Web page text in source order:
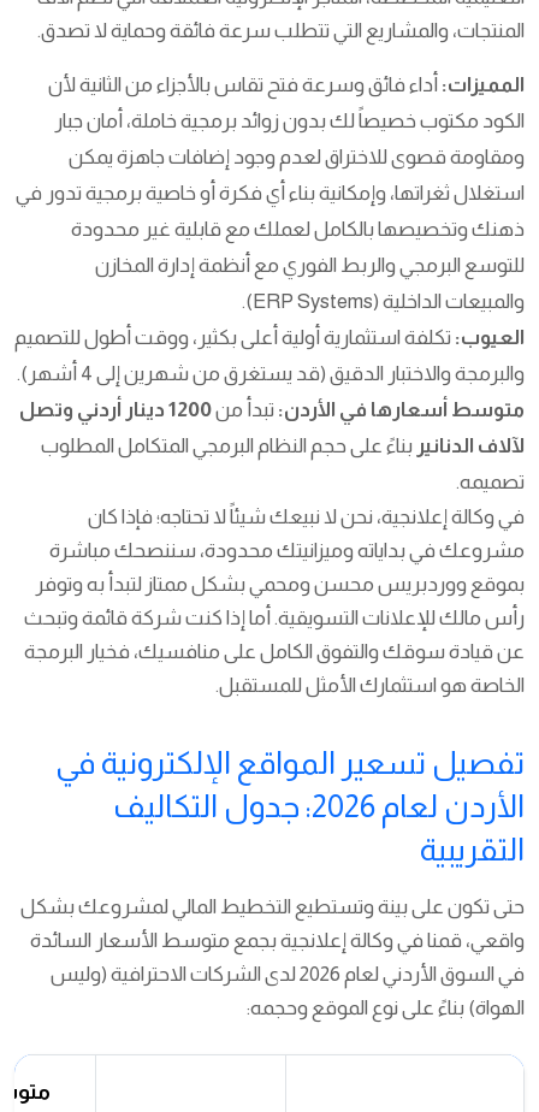
المنتجات، والمشاريع التي تتطلب سرعة فائقة وحماية لا تصدق.
المميزات: أداء فائق وسرعة فتح تقاس بالأجزاء من الثانية لأن
الكود مكتوب خصيصاً لك بدون زوائد برمجية خاملة، أمان جبار
ومقاومة قصوى للاختراق لعدم وجود إضافات جاهزة يمكن
استغلال ثغراتها، وإمكانية بناء أي فكرة أو خاصية برمجية تدور في
ذهنك وتخصيصها بالكامل لعملك مع قابلية غير محدودة
للتوسع البرمجي والربط الفوري مع أنظمة إدارة المخازن
والمبيعات الداخلية (ERP Systems).
العيوب: تكلفة استثمارية أولية أعلى بكثير، ووقت أطول للتصميم
والبرمجة والاختبار الدقيق (قد يستغرق من شهرين إلى 4 أشهر).
متوسط أسعارها في الأردن: تبدأ من
1200 دينار أردني وتصل
لآلاف الدنانير بناءً على حجم النظام البرمجي المتكامل المطلوب
تصميمه.
في وكالة إعلانجية، نحن لا نبيعك شيئاً لا تحتاجه؛ فإذا كان
مشروعك في بداياته وميزانيتك محدودة، سننصحك مباشرة
بموقع ووردبريس محسن ومحمي بشكل ممتاز لتبدأ به وتوفر
رأس مالك للإعلانات التسويقية. أما إذا كنت شركة قائمة وتبحث
عن قيادة سوقك والتفوق الكامل على منافسيك، فخيار البرمجة
الخاصة هو استثمارك الأمثل للمستقبل.
تفصيل تسعير المواقع الإلكترونية في
الأردن لعام 2026: جدول التكاليف
التقريبية
حتى تكون على بينة وتستطيع التخطيط المالي لمشروعك بشكل
واقعي، قمنا في وكالة إعلانجية بجمع متوسط الأسعار السائدة
في السوق الأردني لعام 2026 لدى الشركات الاحترافية (وليس
الهواة) بناءً على نوع الموقع وحجمه: